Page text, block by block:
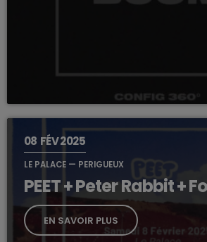
08 FÉV 2025
LE PALACE — PERIGUEUX
PEET + Peter Rabbit +
EN SAVOIR PLUS